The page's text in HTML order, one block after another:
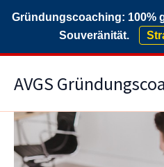
Gründungscoaching: 100%
Souveränität.
InhaltAVGS